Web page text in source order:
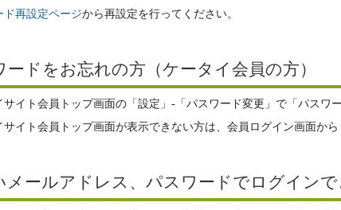
ド再設定ページから再設定を行ってください。
ードをお忘れの方（ケータイ会員の方）
サイト会員トップ画面の「設定」-「パスワード変更」で「パスワ
サイト会員トップ画面が表示できない方は、会員ログイン画面か
メールアドレス、パスワードでログイン